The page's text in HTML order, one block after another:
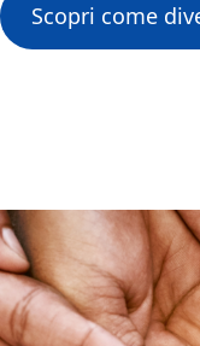
Scopri come